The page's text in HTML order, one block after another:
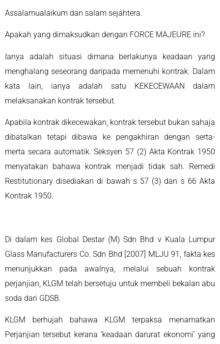
Assalamualaikum dan salam sejahtera.
Apakah yang dimaksudkan dengan FORCE MAJEURE ini?
Ianya adalah situasi dimana berlakunya keadaan yang
menghalang seseorang daripada memenuhi kontrak. Dalam
kata lain, ianya adalah satu KEKECEWAAN dalam
melaksanakan kontrak tersebut.
Apabila kontrak dikecewakan, kontrak tersebut bukan sahaja
dibatalkan tetapi dibawa ke pengakhiran dengan serta-
merta secara automatik. Seksyen 57 (2) Akta Kontrak 1950
menyatakan bahawa kontrak menjadi tidak sah. Remedi
Restitutionary disediakan di bawah s 57 (3) dan s 66 Akta
Kontrak 1950.
Di dalam kes Global Destar (M) Sdn Bhd v Kuala Lumpur
Glass Manufacturers Co. Sdn Bhd [2007] MLJU 91, fakta kes
menunjukkan pada awalnya, melalui sebuah kontrak
perjanjian, KLGM telah bersetuju untuk membeli bekalan abu
soda dari GDSB.
KLGM berhujah bahawa KLGM terpaksa menamatkan
Perjanjian tersebut kerana ‘keadaan darurat ekonomi’ yang